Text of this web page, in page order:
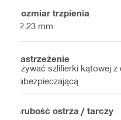
Rozmiar trzpienia
22.23 mm
Zastrzeżenie
Używać szlifierki kątowej
zabezpieczającą
Grubość ostrza / tarczy